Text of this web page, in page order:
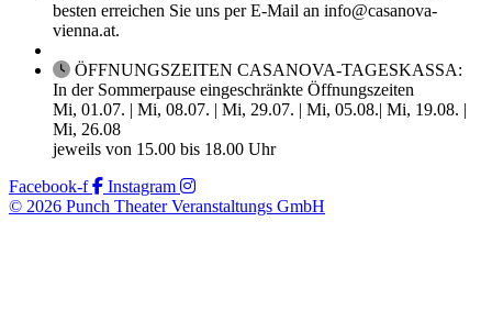
besten erreichen Sie uns per E-Mail an info@casanova-
vienna.at.
ÖFFNUNGSZEITEN CASANOVA-TAGESKASSA:
In der Sommerpause eingeschränkte Öffnungszeiten
Mi, 01.07. | Mi, 08.07. | Mi, 29.07. | Mi, 05.08.| Mi, 19.08. |
Mi, 26.08
jeweils von 15.00 bis 18.00 Uhr
Facebook-f
Instagram
© 2026 Punch Theater Veranstaltungs GmbH